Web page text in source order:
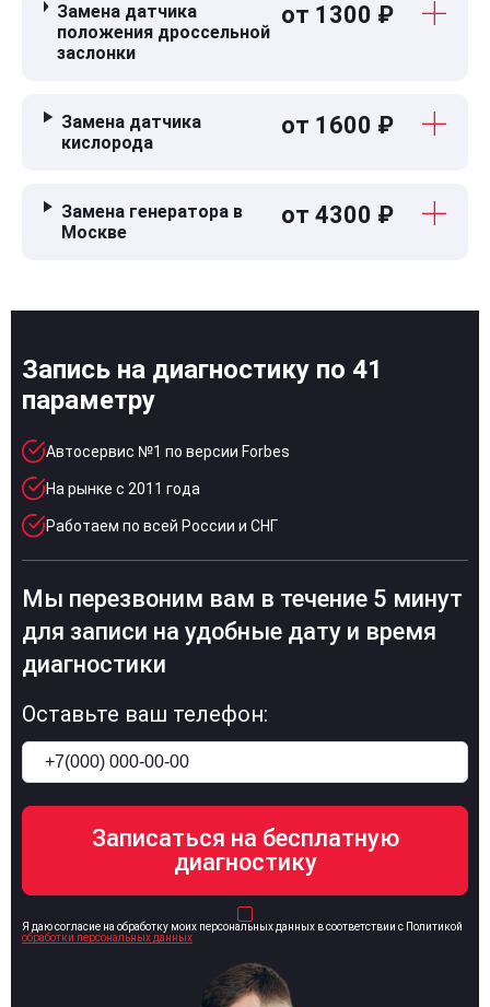
Замена датчика
положения дроссельной
заслонки
от 1300 ₽
Замена датчика
кислорода
от 1600 ₽
Замена генератора в
Москве
от 4300 ₽
Запись на диагностику по 41
параметру
Автосервис №1 по версии Forbes
На рынке с 2011 года
Работаем по всей России и СНГ
Мы перезвоним вам в течение 5 минут
для записи на удобные дату и время
диагностики
Оставьте ваш телефон:
Я даю согласие на обработку моих персональных данных в соответствии с Политикой
обработки персональных данных